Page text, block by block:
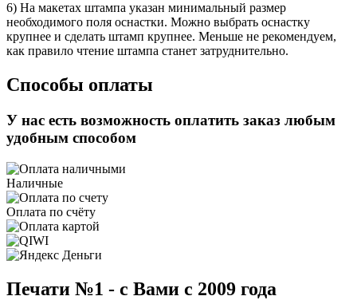
6) На макетах штампа указан минимальный размер
необходимого поля оснастки. Можно выбрать оснастку
крупнее и сделать штамп крупнее. Меньше не рекомендуем,
как правило чтение штампа станет затруднительно.
Способы оплаты
У нас есть возможность оплатить заказ любым
удобным способом
Наличные
Оплата по счёту
Печати №1 - с Вами с 2009 года